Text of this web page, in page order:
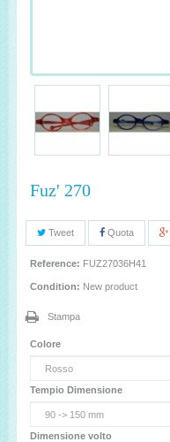
Fuz' 270
Tweet Quota
Reference: FUZ27036H41
Condition: New product
Stampa
Colore
Tempio Dimensione
Dimensione volto